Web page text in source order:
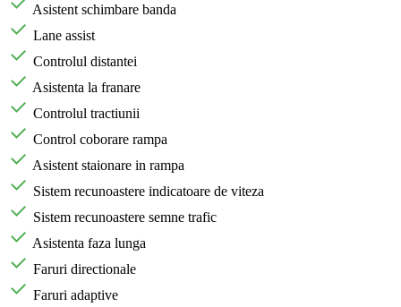
Asistent schimbare banda
Lane assist
Controlul distantei
Asistenta la franare
Controlul tractiunii
Control coborare rampa
Asistent staionare in rampa
Sistem recunoastere indicatoare de viteza
Sistem recunoastere semne trafic
Asistenta faza lunga
Faruri directionale
Faruri adaptive